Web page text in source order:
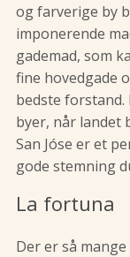
og farverige by
imponerende
gademad, som
fine hovedgade
bedste
byer, når landet
San Jóse er et
gode stemning
La fortuna
Der er så